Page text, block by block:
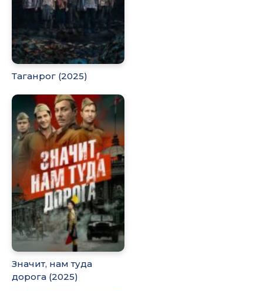
Таганрог (2025)
Значит, нам туда
дорога (2025)